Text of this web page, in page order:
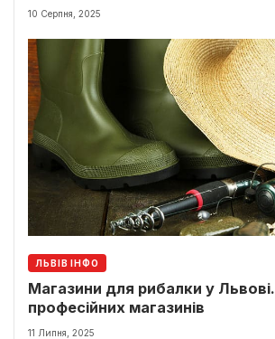
10 Серпня, 2025
ЛЬВІВ ІНФО
Магазини для рибалки у
професійних магазинів
11 Липня, 2025